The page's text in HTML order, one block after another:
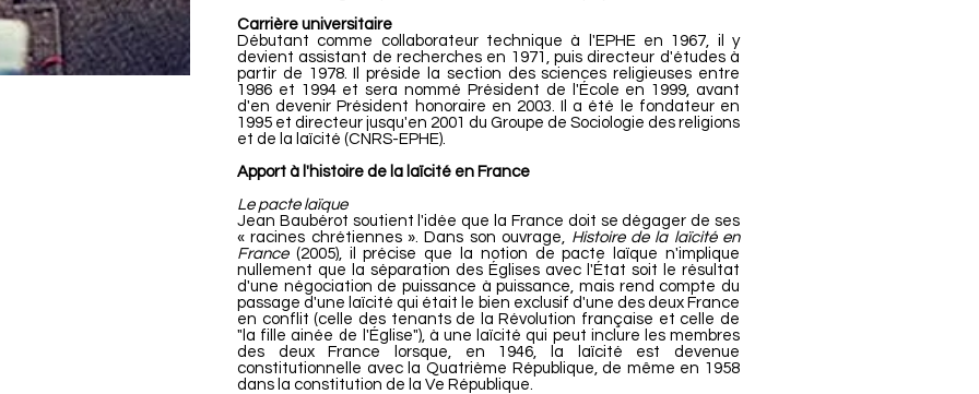
Carrière universitaire
Débutant comme collaborateur technique à l'EPHE en 1967, il y
devient assistant de recherches en 1971, puis directeur d'études à
partir de 1978. Il préside la section des sciences religieuses entre
1986 et 1994 et sera nommé Président de l'École en 1999, avant
d'en devenir Président honoraire en 2003. Il a été le fondateur en
1995 et directeur jusqu'en 2001 du Groupe de Sociologie des religions
et de la laïcité (CNRS-EPHE).
Apport à l'histoire de la laïcité en France
Le pacte laïque
Jean Baubérot soutient l'idée que la France doit se dégager de ses
« racines chrétiennes ». Dans son ouvrage, Histoire de la laïcité en
France(2005), il précise que la notion de pacte laïque n'implique
nullement que la séparation des Églises avec l'État soit le résultat
d'une négociation de puissance à puissance, mais rend compte du
passage d'une laïcité qui était le bien exclusif d'une des deux France
en conflit (celle des tenants de la Révolution française et celle de
"la fille ainée de l'Église"), à une laïcité qui peut inclure les membres
des deux France lorsque, en 1946, la laïcité est devenue
constitutionnelle avec la Quatrième République, de même en 1958
dans la constitution de la Ve République.